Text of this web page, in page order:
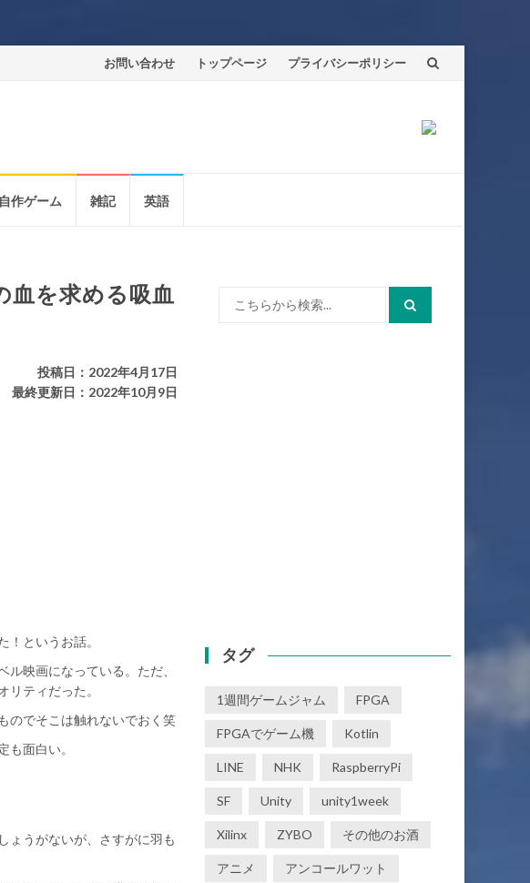
コ
ツ
キ
プ
お問い合わせ トップページ プライバシーポリシー
自作ゲーム 雑記 英語
血を求める吸血
投稿日：2022年4月17日
最終更新日：2022年10月9日
というお話。
映画になっている。ただ、
ティだった。
のでそこは触れないでおく笑
面白い。
ょうがないが、さすがに羽も
タグ
1週間ゲームジャム FPGA
FPGAでゲーム機 Kotlin
LINE NHK RaspberryPi
SF Unity unity1week
Xilinx ZYBO その他のお酒
アニメ アンコールワット